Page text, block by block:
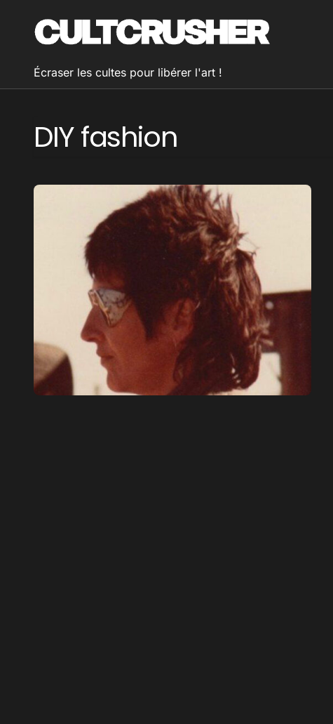
contenu
Écraser les cultes pour libérer l'art !
DIY fashion